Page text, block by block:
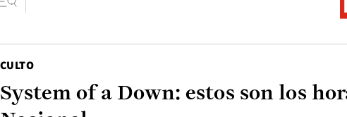
CULTO
System of a Down: estos son los